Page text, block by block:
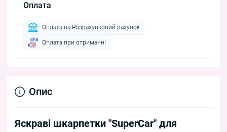
Оплата
Оплата на Розрахунковий рахунок
Оплата при отриманні
Опис
Яскраві шкарпетки "SuperCar" для